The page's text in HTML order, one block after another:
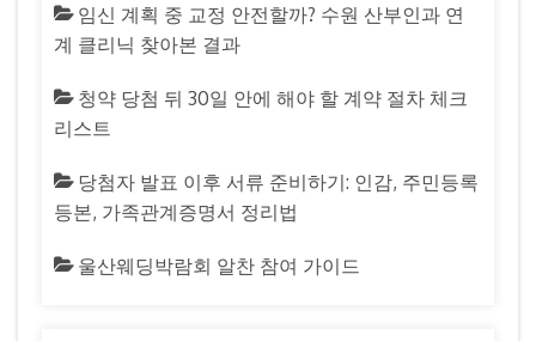
임신 계획 중 교정 안전할까? 수원 산부인과 연
계 클리닉 찾아본 결과
청약 당첨 뒤 30일 안에 해야 할 계약 절차 체크
리스트
당첨자 발표 이후 서류 준비하기: 인감, 주민등록
등본, 가족관계증명서 정리법
울산웨딩박람회 알찬 참여 가이드